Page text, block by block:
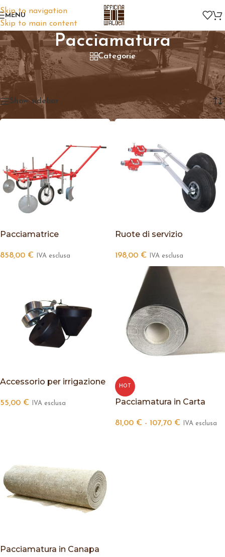
Skip to navigation
Skip to main content
MENU
Pacciamatura
Categorie
Home / Preparazione del terreno/Pacciamatura
Visualizzazione di 5 risultati
Show sidebar
Pacciamatrice
858,00 € IVA esclusa
Ruote di servizio
198,00 € IVA esclusa
Accessorio per irrigazione
55,00 € IVA esclusa
HOT
Pacciamatura in Carta
81,00 € - 107,70 € IVA esclusa
Pacciamatura in Canapa